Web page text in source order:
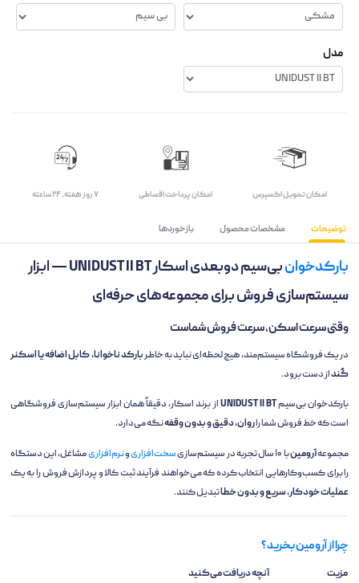
مدل
اﻣﮑﺎن ﺗﺤﻮﯾﻞ اﮐﺴﭙﺮس امکان پرداخت اقساطی ۷ روز ﻫﻔﺘﻪ، ۲۴ ﺳﺎﻋﺘﻪ
توضیحات مشخصات محصول بازخوردها
بارکدخوان
بی‌سیم دوبعدی اسکار UNIDUST II BT — ابزار
سیستم‌سازی فروش برای مجموعه‌های حرفه‌ای
وقتی سرعت اسکن، سرعت فروش شماست
در یک فروشگاه سیستم‌مند، هیچ لحظه‌ای نباید به خاطربارکد ناخوانا، کابل اضافه یا اسکنر
کُنداز دست برود.
بارکدخوان بی‌سیمUNIDUST II BTاز برند اسکار، دقیقاً همان ابزار سیستم‌سازی فروشگاهی
است که خط فروش شما راروان، دقیق و بدون وقفهنگه می‌دارد.
مجموعهآرومینبا ۱۰ سال تجربه در سیستم‌سازی سخت‌افزاریونرم‌افزاریمشاغل، این دستگاه
را برای کسب‌وکارهایی انتخاب کرده که می‌خواهند فرآیند ثبت کالا و پردازش فروش را به یک
عملیات خودکار، سریع و بدون خطاتبدیل کنند.
چرا از آرومین بخرید؟
مزیت آنچه دریافت می‌کنید